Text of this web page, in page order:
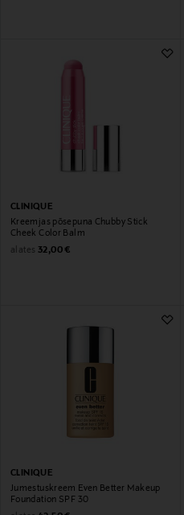
CLINIQUE
Kreemjas põsepuna Chubby Stick
Cheek Color Balm
alates Original Price
32,00 €
CLINIQUE
Jumestuskreem Even Better Makeup
Foundation SPF 30